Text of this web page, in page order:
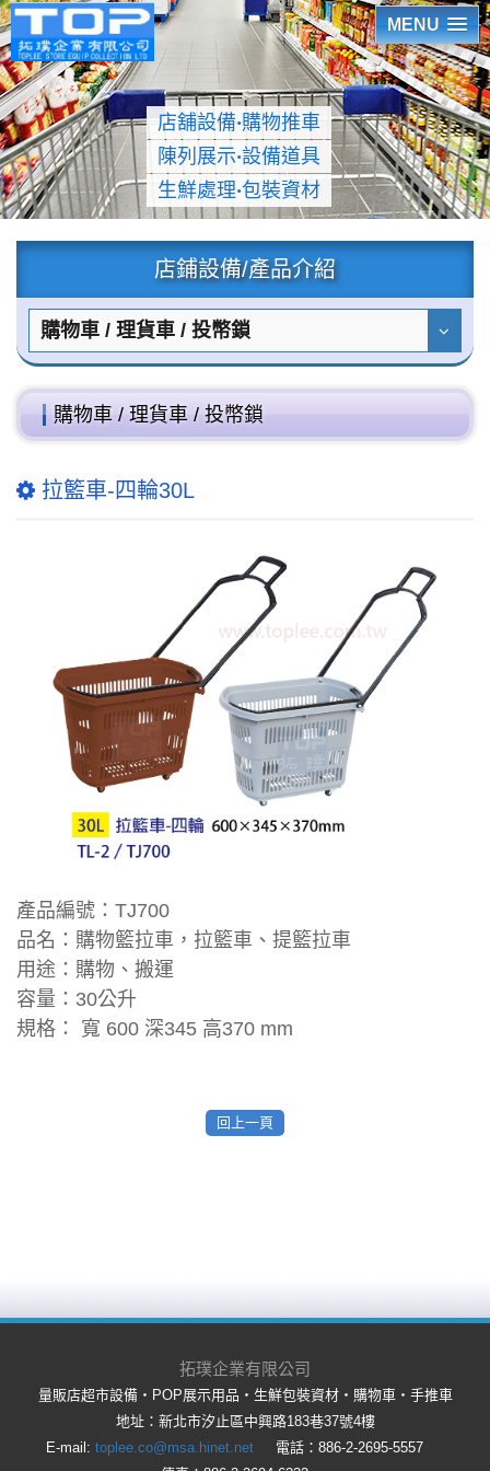
MENU
店舖設備‧購物推車
陳列展示‧設備道具
生鮮處理‧包裝資材
店鋪設備/產品介紹
購物車 / 理貨車 / 投幣鎖
購物車 / 理貨車 / 投幣鎖
拉籃車-四輪30L
產品編號：TJ700
品名：購物籃拉車，拉籃車、提籃拉車
用途：購物、搬運
容量：30公升
規格： 寬 600 深345 高370 mm
回上一頁
拓璞企業有限公司
量販店超市設備‧POP展示用品‧生鮮包裝資材‧購物車‧手推車
地址：新北市汐止區中興路183巷37號4樓
E-mail: toplee.co@msa.hinet.net
電話：886-2-2695-5557